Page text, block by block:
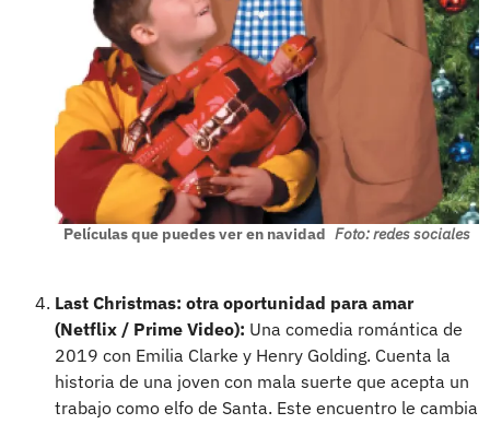
Películas que puedes ver en navidad Foto: redes sociales
Last Christmas: otra oportunidad para amar
(Netflix / Prime Video): Una comedia romántica de
2019 con Emilia Clarke y Henry Golding. Cuenta la
historia de una joven con mala suerte que acepta un
trabajo como elfo de Santa. Este encuentro le cambia